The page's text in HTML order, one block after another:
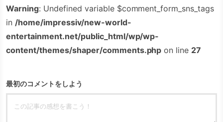
Warning: Undefined variable $comment_form_sns_tags
in /home/impressiv/new-world-
entertainment.net/public_html/wp/wp-
content/themes/shaper/comments.php on line 27
最初のコメントをしよう